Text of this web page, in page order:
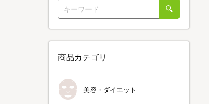
商品カテゴリ
美容・ダイエット